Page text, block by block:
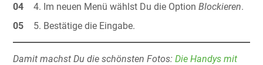
Im neuen Menü wählst Du die OptionBlockieren.
Bestätige die Eingabe.
Damit machst Du die schönsten Fotos: Die Handys mit